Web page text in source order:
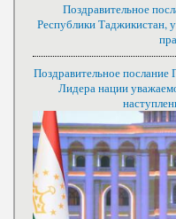
Поздравительное
Республики Таджикистан,
Поздравительное послание
Лидера нации